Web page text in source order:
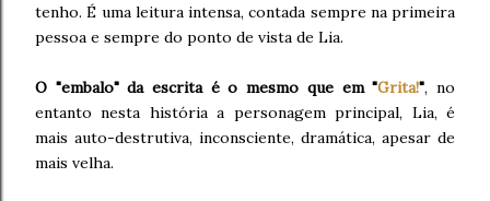
tenho. É uma leitura intensa, contada sempre na primeira
pessoa e sempre do ponto de vista de Lia.
O "embalo" da escrita é o mesmo que em "Grita!", no
entanto nesta história a personagem principal, Lia, é
mais auto-destrutiva, inconsciente, dramática, apesar de
mais velha.